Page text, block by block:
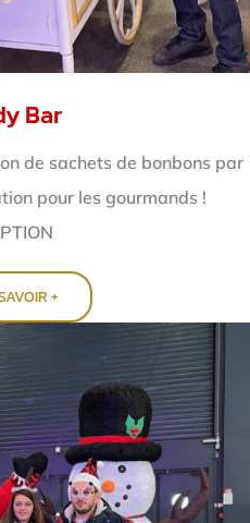
Bar
de sachets de bonbons par
pour les gourmands !
+